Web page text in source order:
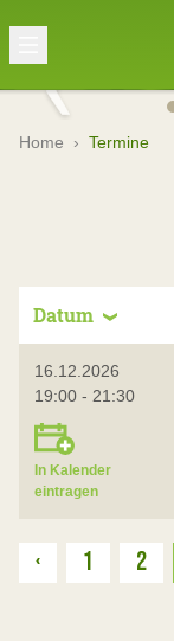
Home › Termine
Datum
16.12.2026
19:00 - 21:30
In Kalender
eintragen
Zurück
‹ 1 2